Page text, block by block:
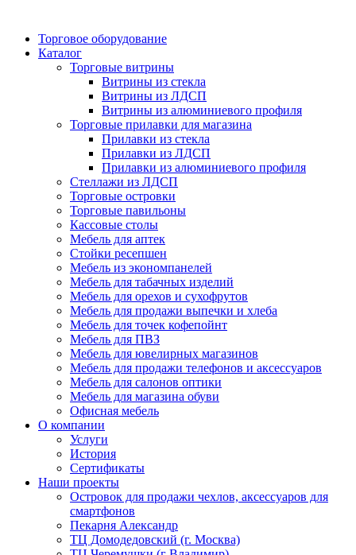
Торговое оборудование
Каталог
Торговые витрины
Витрины из cтекла
Витрины из ЛДСП
Витрины из алюминиевого профиля
Торговые прилавки для магазина
Прилавки из стекла
Прилавки из ЛДСП
Прилавки из алюминиевого профиля
Стеллажи из ЛДСП
Торговые островки
Торговые павильоны
Кассовые столы
Мебель для аптек
Стойки ресепшен
Мебель из экономпанелей
Мебель для табачных изделий
Мебель для орехов и сухофрутов
Мебель для продажи выпечки и хлеба
Мебель для точек кофепойнт
Мебель для ПВЗ
Мебель для ювелирных магазинов
Мебель для продажи телефонов и аксессуаров
Мебель для салонов оптики
Мебель для магазина обуви
Офисная мебель
О компании
Услуги
История
Сертификаты
Наши проекты
Островок для продажи чехлов, аксессуаров для
смартфонов
Пекарня Александр
ТЦ Домодедовский (г. Москва)